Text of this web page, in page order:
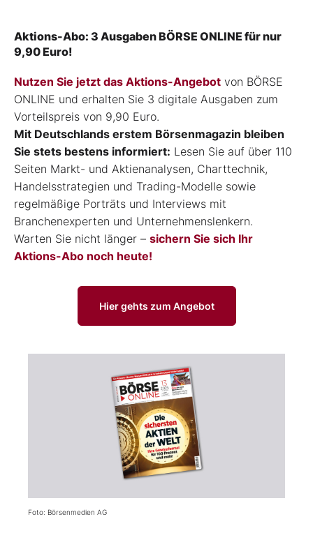
Aktions-Abo: 3 Ausgaben BÖRSE ONLINE für nur
9,90 Euro!
Nutzen Sie jetzt das Aktions-Angebot von BÖRSE
ONLINE und erhalten Sie 3 digitale Ausgaben zum
Vorteilspreis von 9,90 Euro.
Mit Deutschlands erstem Börsenmagazin bleiben
Sie stets bestens informiert: Lesen Sie auf über 110
Seiten Markt- und Aktienanalysen, Charttechnik,
Handelsstrategien und Trading-Modelle sowie
regelmäßige Porträts und Interviews mit
Branchenexperten und Unternehmenslenkern.
Warten Sie nicht länger – sichern Sie sich Ihr
Aktions-Abo noch heute!
Hier gehts zum Angebot
Foto: Börsenmedien AG